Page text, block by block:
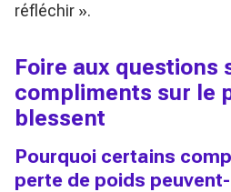
réfléchir ».
Foire aux questions
compliments sur le
blessent
Pourquoi certains
perte de poids